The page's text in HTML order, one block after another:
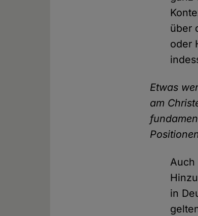
über
oder
Etwas
am
Auch
in